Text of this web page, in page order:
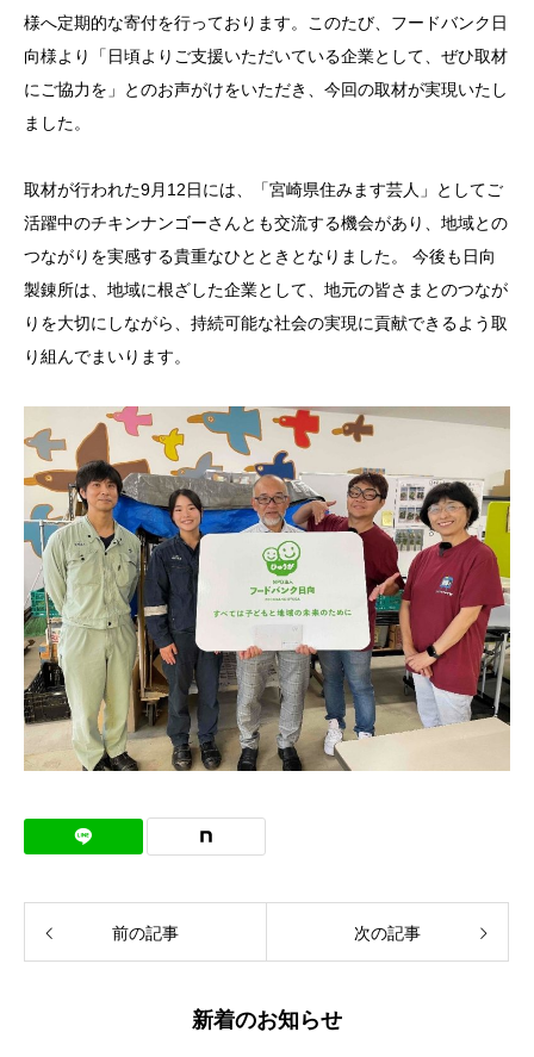
様へ定期的な寄付を行っております。このたび、フードバンク日
向様より「日頃よりご支援いただいている企業として、ぜひ取材
にご協力を」とのお声がけをいただき、今回の取材が実現いたし
ました。
取材が行われた9月12日には、「宮崎県住みます芸人」としてご
活躍中のチキンナンゴーさんとも交流する機会があり、地域との
つながりを実感する貴重なひとときとなりました。 今後も日向
製錬所は、地域に根ざした企業として、地元の皆さまとのつなが
りを大切にしながら、持続可能な社会の実現に貢献できるよう取
り組んでまいります。
前の記事 次の記事
新着のお知らせ